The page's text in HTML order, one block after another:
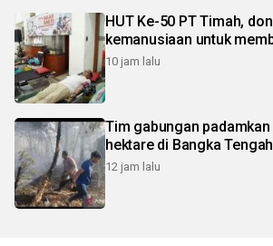
HUT Ke-50 PT Timah,
kemanusiaan untuk
10 jam lalu
Tim gabungan
hektare di Bangka Tengah
12 jam lalu